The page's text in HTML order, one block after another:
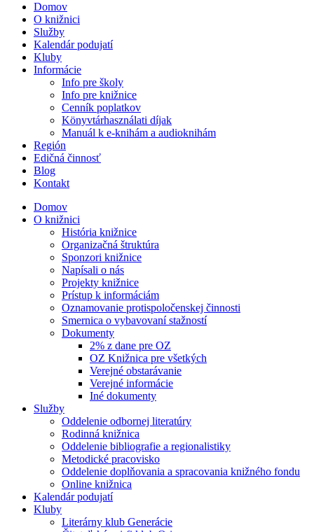
Domov
O knižnici
Služby
Kalendár podujatí
Kluby
Informácie
Info pre školy
Info pre knižnice
Cenník poplatkov
Könyvtárhasználati díjak
Manuál k e-knihám a audioknihám
Región
Edičná činnosť
Blog
Kontakt
Domov
O knižnici
História knižnice
Organizačná štruktúra
Sponzori knižnice
Napísali o nás
Projekty knižnice
Prístup k informáciám
Oznamovanie protispoločenskej činnosti
Smernica o vybavovaní stažností
Dokumenty
2% z dane pre OZ
OZ Knižnica pre všetkých
Verejné obstarávanie
Verejné informácie
Iné dokumenty
Služby
Oddelenie odbornej literatúry
Rodinná knižnica
Oddelenie bibliografie a regionalistiky
Metodické pracovisko
Oddelenie doplňovania a spracovania knižného fondu
Online knižnica
Kalendár podujatí
Kluby
Literárny klub Generácie